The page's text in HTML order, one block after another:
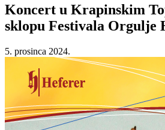
Koncert u Krapinskim
sklopu Festivala Orgulje
5. prosinca 2024.